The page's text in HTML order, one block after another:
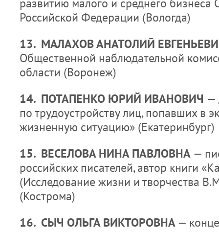
Российской Федерации (Вологда)
13. МАЛАХОВ АНАТОЛИЙ
Общественной наблюдательной
области (Воронеж)
14. ПОТАПЕНКО ЮРИЙ ИВАНОВИЧ —
по трудоустройству лиц, попавших в
жизненную ситуацию» (Екатеринбург)
15. ВЕСЕЛОВА НИНА ПАВЛОВНА —
российских писателей, автор книги
(Исследование жизни и творчества
(Кострома)
16. СЫЧ ОЛЬГА ВИКТОРОВНА—